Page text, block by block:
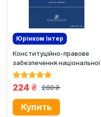
Юрінком Iнтер
Новинка Эксклюзив
Конституційно-правове
забезпечення національної
безпеки України
280
грн.
224 грн.